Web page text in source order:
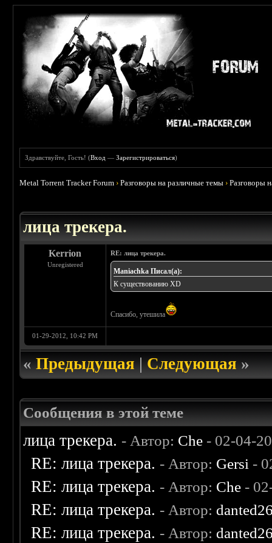
Здравствуйте, Гость! (Вход —Зарегистрироваться)
Metal Torrent Tracker Forum ›Разговоры на различные темы ›Разговоры
лица трекера.
Kerrion
Unregistered
RE: лица трекера.
Maniachka Писал(а):
К существованию XD
Спасибо, утешила
01-29-2012, 10:42 PM
«Предыдущая|Следующая»
Сообщения в этой теме
лица трекера. - Автор: Che - 02-04-
RE: лица трекера. - Автор: Gersi -
RE: лица трекера. - Автор: Che -
RE: лица трекера. - Автор:
RE: лица трекера. - Автор: